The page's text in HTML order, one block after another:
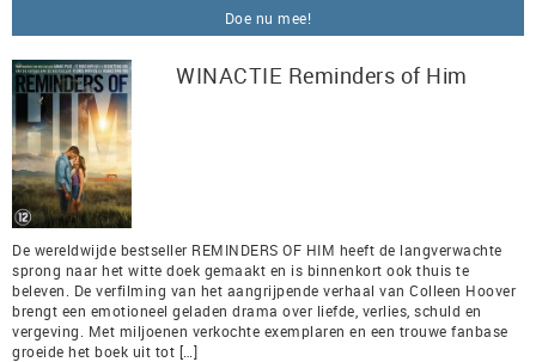
Doe nu mee!
WINACTIE Reminders of Him
De wereldwijde bestseller REMINDERS OF HIM heeft de langverwachte
sprong naar het witte doek gemaakt en is binnenkort ook thuis te
beleven. De verfilming van het aangrijpende verhaal van Colleen Hoover
brengt een emotioneel geladen drama over liefde, verlies, schuld en
vergeving. Met miljoenen verkochte exemplaren en een trouwe fanbase
groeide het boek uit tot […]